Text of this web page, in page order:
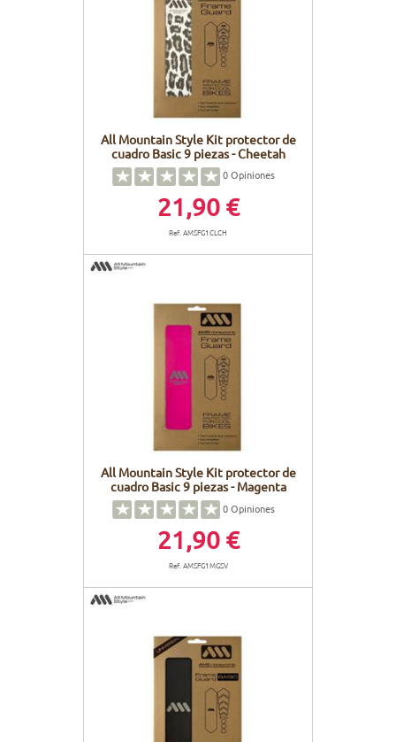
All Mountain Style Kit protector de
cuadro Basic 9 piezas - Cheetah
0Opiniones
21,90 €
Ref. AMSFG1CLCH
All Mountain Style Kit protector de
cuadro Basic 9 piezas - Magenta
0Opiniones
21,90 €
Ref. AMSFG1MGSV